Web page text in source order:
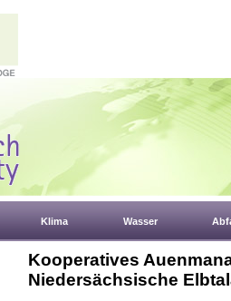
Klima Wasser
Kooperatives
Niedersächsische